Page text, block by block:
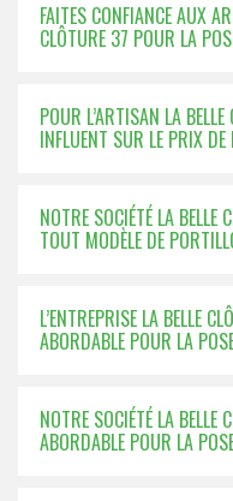
FAITES CONFIANCE AUX
CLÔTURE 37 POUR LA
POUR L’ARTISAN LA
INFLUENT SUR LE PRIX
NOTRE SOCIÉTÉ LA
TOUT MODÈLE DE
L’ENTREPRISE LA BELLE
ABORDABLE POUR LA
NOTRE SOCIÉTÉ LA BELLE
ABORDABLE POUR LA